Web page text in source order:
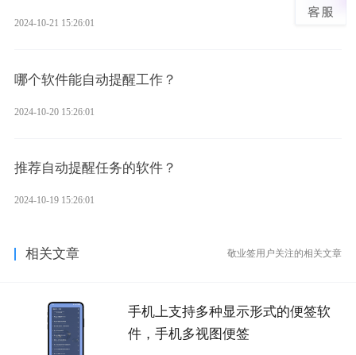
2024-10-21 15:26:01
哪个软件能自动提醒工作？
2024-10-20 15:26:01
推荐自动提醒任务的软件？
2024-10-19 15:26:01
相关文章 敬业签用户关注的相关文章
手机上支持多种显示形式的便签软
件，手机多视图便签